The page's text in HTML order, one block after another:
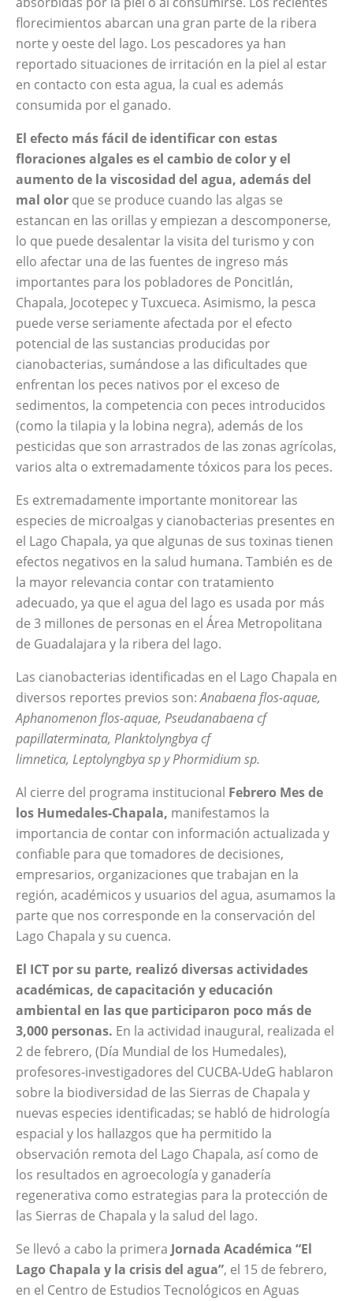
florecimientos abarcan una gran parte de la ribera
norte y oeste del lago. Los pescadores ya han
reportado situaciones de irritación en la piel al estar
en contacto con esta agua, la cual es además
consumida por el ganado.
El efecto más fácil de identificar con estas
floraciones algales es el cambio de color y el
aumento de la viscosidad del agua, además del
mal olor que se produce cuando las algas se
estancan en las orillas y empiezan a descomponerse,
lo que puede desalentar la visita del turismo y con
ello afectar una de las fuentes de ingreso más
importantes para los pobladores de Poncitlán,
Chapala, Jocotepec y Tuxcueca. Asimismo, la pesca
puede verse seriamente afectada por el efecto
potencial de las sustancias producidas por
cianobacterias, sumándose a las dificultades que
enfrentan los peces nativos por el exceso de
sedimentos, la competencia con peces introducidos
(como la tilapia y la lobina negra), además de los
pesticidas que son arrastrados de las zonas agrícolas,
varios alta o extremadamente tóxicos para los peces.
Es extremadamente importante monitorear las
especies de microalgas y cianobacterias presentes en
el Lago Chapala, ya que algunas de sus toxinas tienen
efectos negativos en la salud humana. También es de
la mayor relevancia contar con tratamiento
adecuado, ya que el agua del lago es usada por más
de 3 millones de personas en el Área Metropolitana
de Guadalajara y la ribera del lago.
Las cianobacterias identificadas en el Lago Chapala en
diversos reportes previos son:Anabaena flos-aquae,
Aphanomenon flos-aquae, Pseudanabaena cf
papillaterminata, Planktolyngbya cf
limnetica, Leptolyngbya sp y Phormidium sp.
Al cierre del programa institucional Febrero Mes de
los Humedales-Chapala, manifestamos la
importancia de contar con información actualizada y
confiable para que tomadores de decisiones,
empresarios, organizaciones que trabajan en la
región, académicos y usuarios del agua, asumamos la
parte que nos corresponde en la conservación del
Lago Chapala y su cuenca.
El ICT por su parte, realizó diversas actividades
académicas, de capacitación y educación
ambiental en las que participaron poco más de
3,000 personas. En la actividad inaugural, realizada el
2 de febrero, (Día Mundial de los Humedales),
profesores-investigadores del CUCBA-UdeG hablaron
sobre la biodiversidad de las Sierras de Chapala y
nuevas especies identificadas; se habló de hidrología
espacial y los hallazgos que ha permitido la
observación remota del Lago Chapala, así como de
los resultados en agroecología y ganadería
regenerativa como estrategias para la protección de
las Sierras de Chapala y la salud del lago.
Se llevó a cabo la primera Jornada Académica “El
Lago Chapala y la crisis del agua”, el 15 de febrero,
en el Centro de Estudios Tecnológicos en Aguas